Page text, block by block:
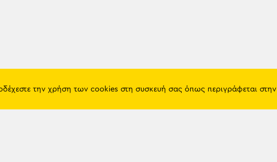
την χρήση των cookies στη συσκευή σας όπως περιγράφεται στην